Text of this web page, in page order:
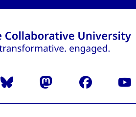
Bluesky Mastodon Facebook